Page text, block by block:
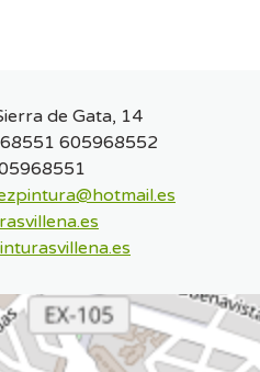
de Gata, 14
605968552